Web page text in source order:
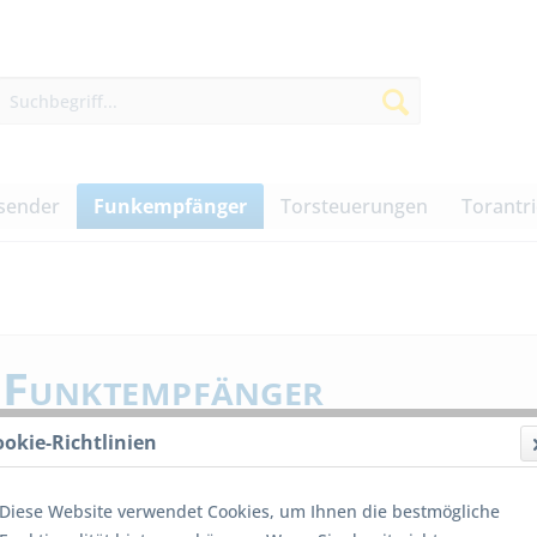
Funkempfänger Torsteuerungen
und/oder Smartphone
Richtlinien
Diese Website verwendet Cookies, um Ihnen die bestmögliche